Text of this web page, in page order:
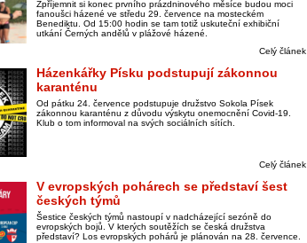
Zpříjemnit si konec prvního prázdninového měsíce budou moci
fanoušci házené ve středu 29. července na mosteckém
Benediktu. Od 15:00 hodin se tam totiž uskuteční exhibiční
utkání Černých andělů v plážové házené.
Celý článek
Házenkářky Písku podstupují zákonnou
karanténu
Od pátku 24. července podstupuje družstvo Sokola Písek
zákonnou karanténu z důvodu výskytu onemocnění Covid-19.
Klub o tom informoval na svých sociálních sítích.
Celý článek
V evropských pohárech se představí šest
českých týmů
Šestice českých týmů nastoupí v nadcházející sezóně do
evropských bojů. V kterých soutěžích se česká družstva
představí? Los evropských pohárů je plánován na 28. července.